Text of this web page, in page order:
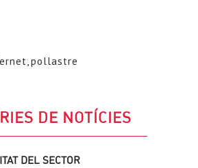
,pollastre
DE NOTÍCIES
DEL SECTOR